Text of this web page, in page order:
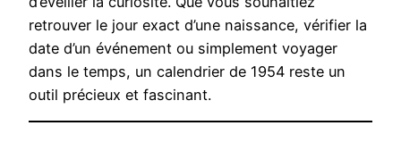
retrouver le jour exact d’une naissance, vérifier la
date d’un événement ou simplement voyager
dans le temps, un calendrier de 1954 reste un
outil précieux et fascinant.